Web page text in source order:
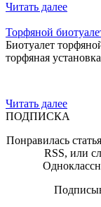
Читать далее
Торфяной
Биотуалет
торфяная
Читать далее
ПОДПИСКА
Понравилась
RSS, или